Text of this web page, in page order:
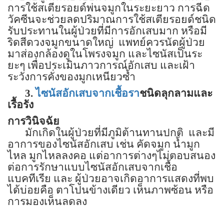
การใช้สเตียรอยด์พ่นจมูกในระยะยาว การฉีด
วัคซีนจะช่วยลดปริมาณการใช้สเตียรอยด์ชนิด
รับประทานในผู้ป่วยที่มีการอักเสบมาก หรือมี
ริดสีดวงจมูกขนาดใหญ่ แพทย์ควรนัดผู้ป่วย
มาส่องกล้องดูในโพรงจมูก และไซนัสเป็นระ
ยะๆ เพื่อประเมินภาวการณ์อักเสบ และเฝ้า
ระวังการคั่งของมูกเหนียวซ้ำ
3.ไซนัสอักเสบจากเชื้อราชนิดลุกลามและ
เรื้อรัง
การวินิจฉัย
มักเกิดในผู้ป่วยที่มีภูมิต้านทานปกติ และมี
อาการของไซนัสอักเสบ เช่น คัดจมูก น้ำมูก
ไหล มูกไหลลงคอ แต่อาการต่างๆไม่ตอบสนอง
ต่อการรักษาแบบไซนัสอักเสบจากเชื้อ
แบคทีเรีย และ ผู้ป่วยอาจเกิดอาการแสดงที่พบ
ได้บ่อยคือ ตาโปนข้างเดียว เห็นภาพซ้อน หรือ
การมองเห็นลดลง